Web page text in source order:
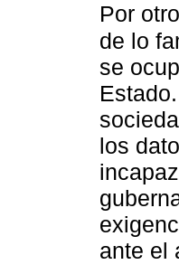
Por
de lo
se
los
ante el